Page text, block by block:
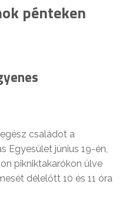
pénteken
családot a
Egyesület június 19-én,
pikniktakarókon ülve
délelőtt 10 és 11 óra